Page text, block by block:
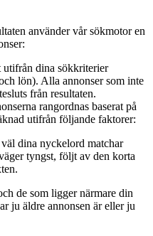
använder vår sökmotor en
dina sökkriterier
lön). Alla annonser som inte
från resultaten.
rangordnas baserat på
utifrån följande faktorer:
dina nyckelord matchar
tyngst, följt av den korta
de som ligger närmare din
ju äldre annonsen är eller ju